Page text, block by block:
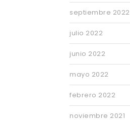
septiembre 2022
julio 2022
junio 2022
mayo 2022
febrero 2022
noviembre 2021